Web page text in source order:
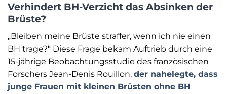
Verhindert BH-Verzicht das Absinken der
Brüste?
„Bleiben meine Brüste straffer, wenn ich nie einen
BH trage?“ Diese Frage bekam Auftrieb durch eine
15-jährige Beobachtungsstudie des französischen
Forschers Jean-Denis Rouillon, der nahelegte, dass
junge Frauen mit kleinen Brüsten ohne BH